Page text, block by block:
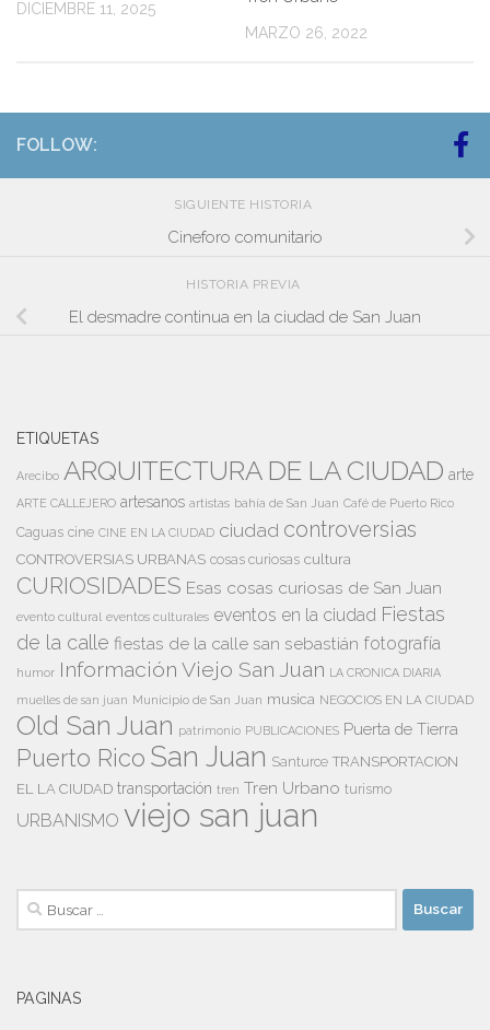
DICIEMBRE 11, 2025
MARZO 26, 2022
FOLLOW:
SIGUIENTE HISTORIA
Cineforo comunitario
HISTORIA PREVIA
El desmadre continua en la ciudad de San Juan
ETIQUETAS
Arecibo ARQUITECTURA DE LA CIUDAD arte
ARTE CALLEJERO artesanos artistas bahía de San Juan Café de Puerto Rico
Caguas cine CINE EN LA CIUDAD ciudad controversias
CONTROVERSIAS URBANAS cosas curiosas cultura
CURIOSIDADES Esas cosas curiosas de San Juan
evento cultural eventos culturales eventos en la ciudad Fiestas
de la calle fiestas de la calle san sebastián fotografía
humor Información Viejo San Juan LA CRONICA DIARIA
muelles de san juan Municipio de San Juan musica NEGOCIOS EN LA CIUDAD
Old San Juan patrimonio PUBLICACIONES Puerta de Tierra
Puerto Rico San Juan Santurce TRANSPORTACION
EL LA CIUDAD transportación tren Tren Urbano turismo
URBANISMO viejo san juan
Buscar:
PAGINAS